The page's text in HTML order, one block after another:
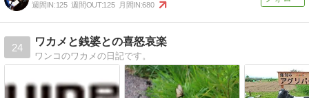
週間IN:125 週間OUT:125 月間IN:680
24
ワカメと銭婆との喜怒哀楽
ワンコのワカメの日記です。